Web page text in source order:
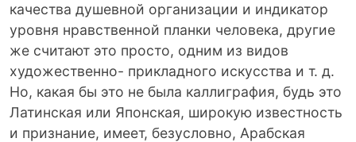
качества душевной организации и индикатор
уровня нравственной планки человека, другие
же считают это просто, одним из видов
художественно- прикладного искусства и т. д.
Но, какая бы это не была каллиграфия, будь это
Латинская или Японская, широкую известность
и признание, имеет, безусловно, Арабская